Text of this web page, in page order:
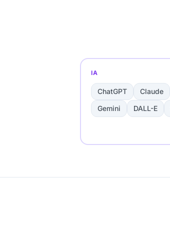
IA
ChatGPT Claude
Gemini
DALL-E